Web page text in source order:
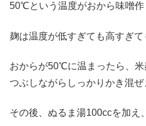
50℃という温度がおから味噌作
麹は温度が低すぎても高すぎて
おからが50℃に温まったら、
つぶしながらしっかりかき混ぜ
その後、ぬるま湯100ccを加え